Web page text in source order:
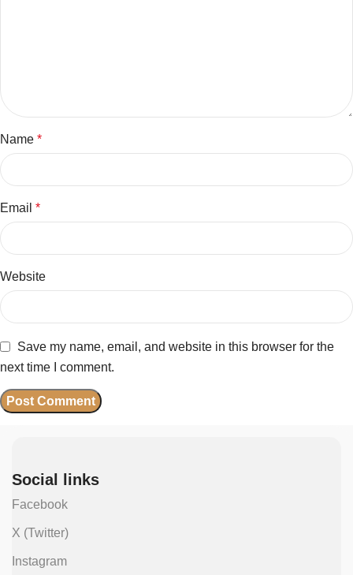
Name *
Email *
Website
Save my name, email, and website in this browser for the
next time I comment.
Social links
Facebook
X (Twitter)
Instagram